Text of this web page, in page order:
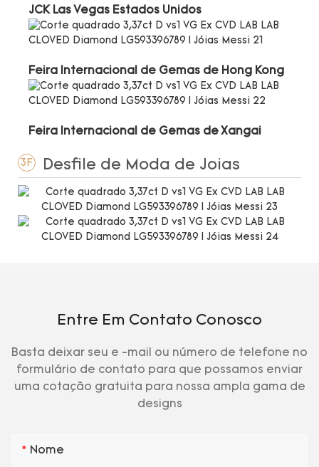
JCK Las Vegas Estados Unidos
Feira Internacional de Gemas de Hong Kong
Feira Internacional de Gemas de Xangai
3F Desfile de Moda de Joias
Entre Em Contato Conosco
Basta deixar seu e -mail ou número de telefone no
formulário de contato para que possamos enviar
uma cotação gratuita para nossa ampla gama de
designs
Nome